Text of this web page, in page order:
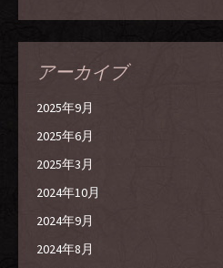
アーカイブ
2025年9月
2025年6月
2025年3月
2024年10月
2024年9月
2024年8月